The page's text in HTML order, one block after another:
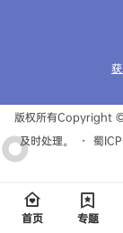
版权所有Copyright
及时处理。
・ 蜀
首页 专题